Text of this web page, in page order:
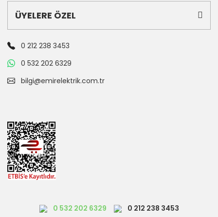
ÜYELERE ÖZEL
0 212 238 3453
0 532 202 6329
bilgi@emirelektrik.com.tr
0 532 202 6329 0 212 238 3453